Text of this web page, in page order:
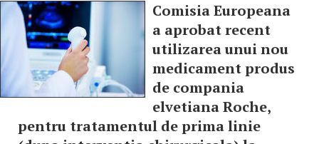
Comisia Europeana
a aprobat recent
utilizarea unui nou
medicament produs
de compania
elvetiana Roche,
pentru tratamentul de prima linie